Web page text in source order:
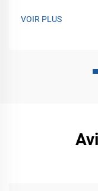
VOIR PLUS